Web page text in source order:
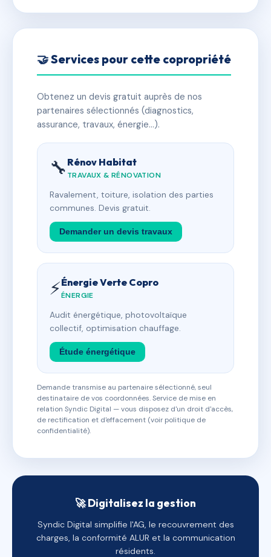
🤝 Services pour cette copropriété
Obtenez un devis gratuit auprès de nos
partenaires sélectionnés (diagnostics,
assurance, travaux, énergie…).
🔧 Rénov Habitat
TRAVAUX & RÉNOVATION
Ravalement, toiture, isolation des parties
communes. Devis gratuit.
Demander un devis travaux
⚡Énergie Verte Copro
ÉNERGIE
Audit énergétique, photovoltaïque
collectif, optimisation chauffage.
Étude énergétique
Demande transmise au partenaire sélectionné, seul
destinataire de vos coordonnées. Service de mise en
relation Syndic Digital — vous disposez d'un droit d'accès,
de rectification et d'effacement (voir politique de
confidentialité).
🚀 Digitalisez la gestion
Syndic Digital simplifie l'AG, le recouvrement des
charges, la conformité ALUR et la communication
résidents.